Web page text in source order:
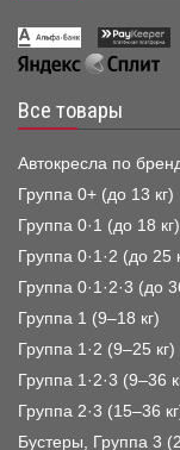
Все товары
Автокресла по
Группа 0+ (до 13 кг)
Группа 0·1 (до 18 кг)
Группа 0·1·2 (до 25
Группа 0·1·2·3 (до
Группа 1 (9–18 кг)
Группа 1·2 (9–25 кг)
Группа 1·2·3 (9–36
Группа 2·3 (15–36
Бустеры, Группа 3